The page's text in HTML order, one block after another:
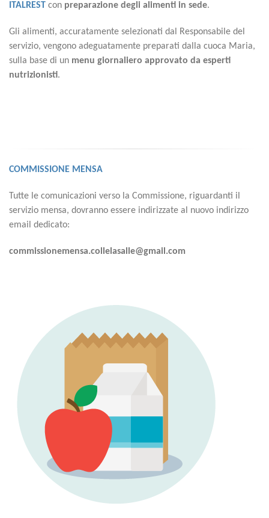
ITALREST con preparazione degli alimenti in sede.
Gli alimenti, accuratamente selezionati dal Responsabile del
servizio, vengono adeguatamente preparati dalla cuoca Maria,
sulla base di un menu giornaliero approvato da esperti
nutrizionisti.
COMMISSIONE MENSA
Tutte le comunicazioni verso la Commissione, riguardanti il
servizio mensa, dovranno essere indirizzate al nuovo indirizzo
email dedicato:
commissionemensa.collelasalle@gmail.com